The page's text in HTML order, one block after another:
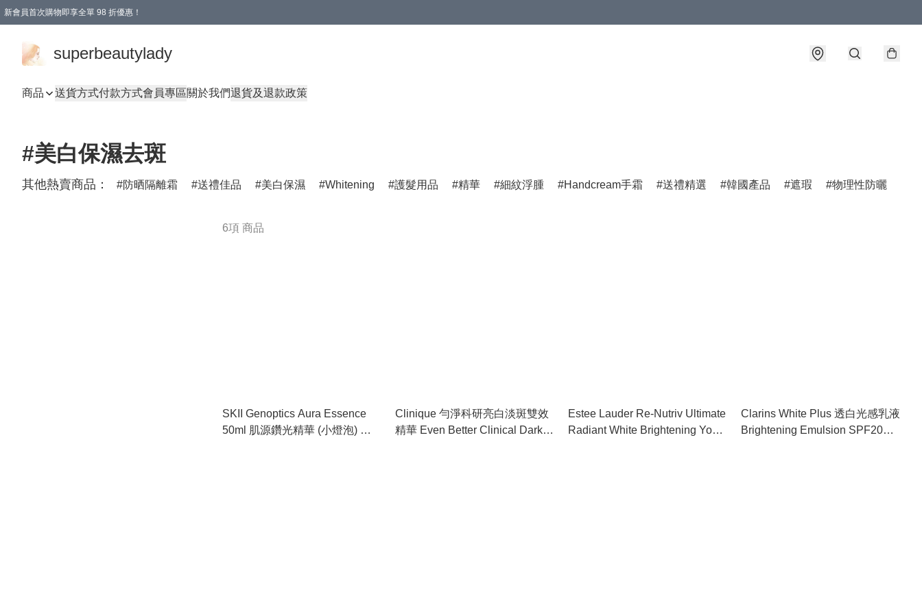
新會員首次購物即享全單 98 折優惠！
superbeautylady
商品 送貨方式付款方式會員專區關於我們退貨及退款政策
#美白保濕去斑
其他熱賣商品： 防晒隔離霜 送禮佳品 美白保濕 Whitening 護髮用品 精華 細紋浮腫 Handcream手霜 送禮精選 韓國產品 遮瑕 物理性防曬
6項 商品
SKII Genoptics Aura Essence
50ml 肌源鑽光精華 (小燈泡) 特
Clinique 勻淨科研亮白淡斑雙效
精華 Even Better Clinical Dark
Estee Lauder Re-Nutriv Ultimate
Radiant White Brightening Youth
Clarins White Plus 透白光感乳液
Brightening Emulsion SPF20